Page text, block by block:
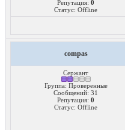
Репутация: 0
Статус: Offline
compas
Сержант
Группа: Проверенные
Сообщений: 31
Репутация: 0
Статус: Offline